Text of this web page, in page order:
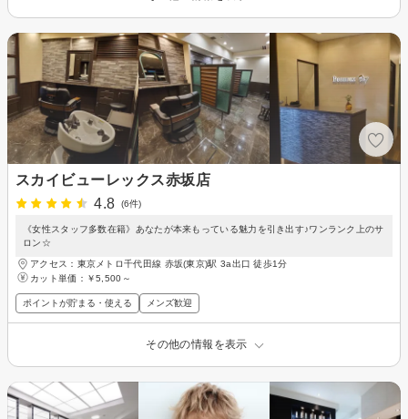
スカイビューレックス赤坂店
4.8
(6件)
《女性スタッフ多数在籍》あなたが本来もっている魅力を引き出す♪ワンランク上のサ
ロン☆
アクセス：東京メトロ千代田線 赤坂(東京)駅 3a出口 徒歩1分
カット単価： ￥5,500～
ポイントが貯まる・使える メンズ歓迎
その他の情報を表示